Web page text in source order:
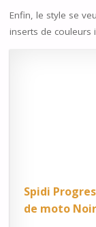
Enfin, le style se
inserts de couleurs
Spidi
de moto